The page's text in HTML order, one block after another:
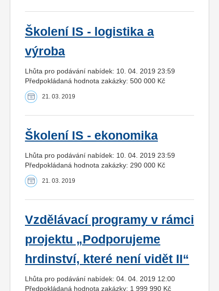
Školení IS - logistika a
výroba
Lhůta pro podávání nabídek: 10. 04. 2019 23:59
Předpokládaná hodnota zakázky: 500 000 Kč
21. 03. 2019
Školení IS - ekonomika
Lhůta pro podávání nabídek: 10. 04. 2019 23:59
Předpokládaná hodnota zakázky: 290 000 Kč
21. 03. 2019
Vzdělávací programy v rámci
projektu „Podporujeme
hrdinství, které není vidět II“
Lhůta pro podávání nabídek: 04. 04. 2019 12:00
Předpokládaná hodnota zakázky: 1 999 990 Kč